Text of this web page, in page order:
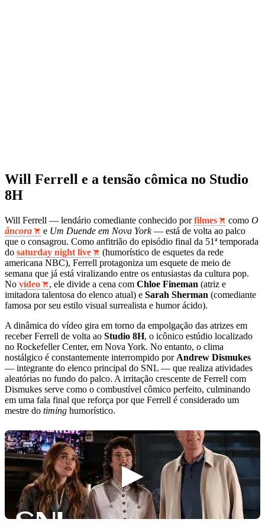
Will Ferrell e a tensão cômica no Studio
8H
Will Ferrell — lendário comediante conhecido porfilmes como O
âncora
e Um Duende em Nova York— está de volta ao palco
que o consagrou. Como anfitrião do episódio final da 51ª temporada
do saturday night live
(humorístico de esquetes da rede
americana NBC), Ferrell protagoniza um esquete de meio de
semana que já está viralizando entre os entusiastas da cultura pop.
No vídeo , ele divide a cena com Chloe Fineman (atriz e
imitadora talentosa do elenco atual) e Sarah Sherman (comediante
famosa por seu estilo visual surrealista e humor ácido).
A dinâmica do vídeo gira em torno da empolgação das atrizes em
receber Ferrell de volta ao Studio 8H, o icônico estúdio localizado
no Rockefeller Center, em Nova York. No entanto, o clima
nostálgico é constantemente interrompido por Andrew Dismukes
— integrante do elenco principal do SNL — que realiza atividades
aleatórias no fundo do palco. A irritação crescente de Ferrell com
Dismukes serve como o combustível cômico perfeito, culminando
em uma fala final que reforça por que Ferrell é considerado um
mestre do timing humorístico.